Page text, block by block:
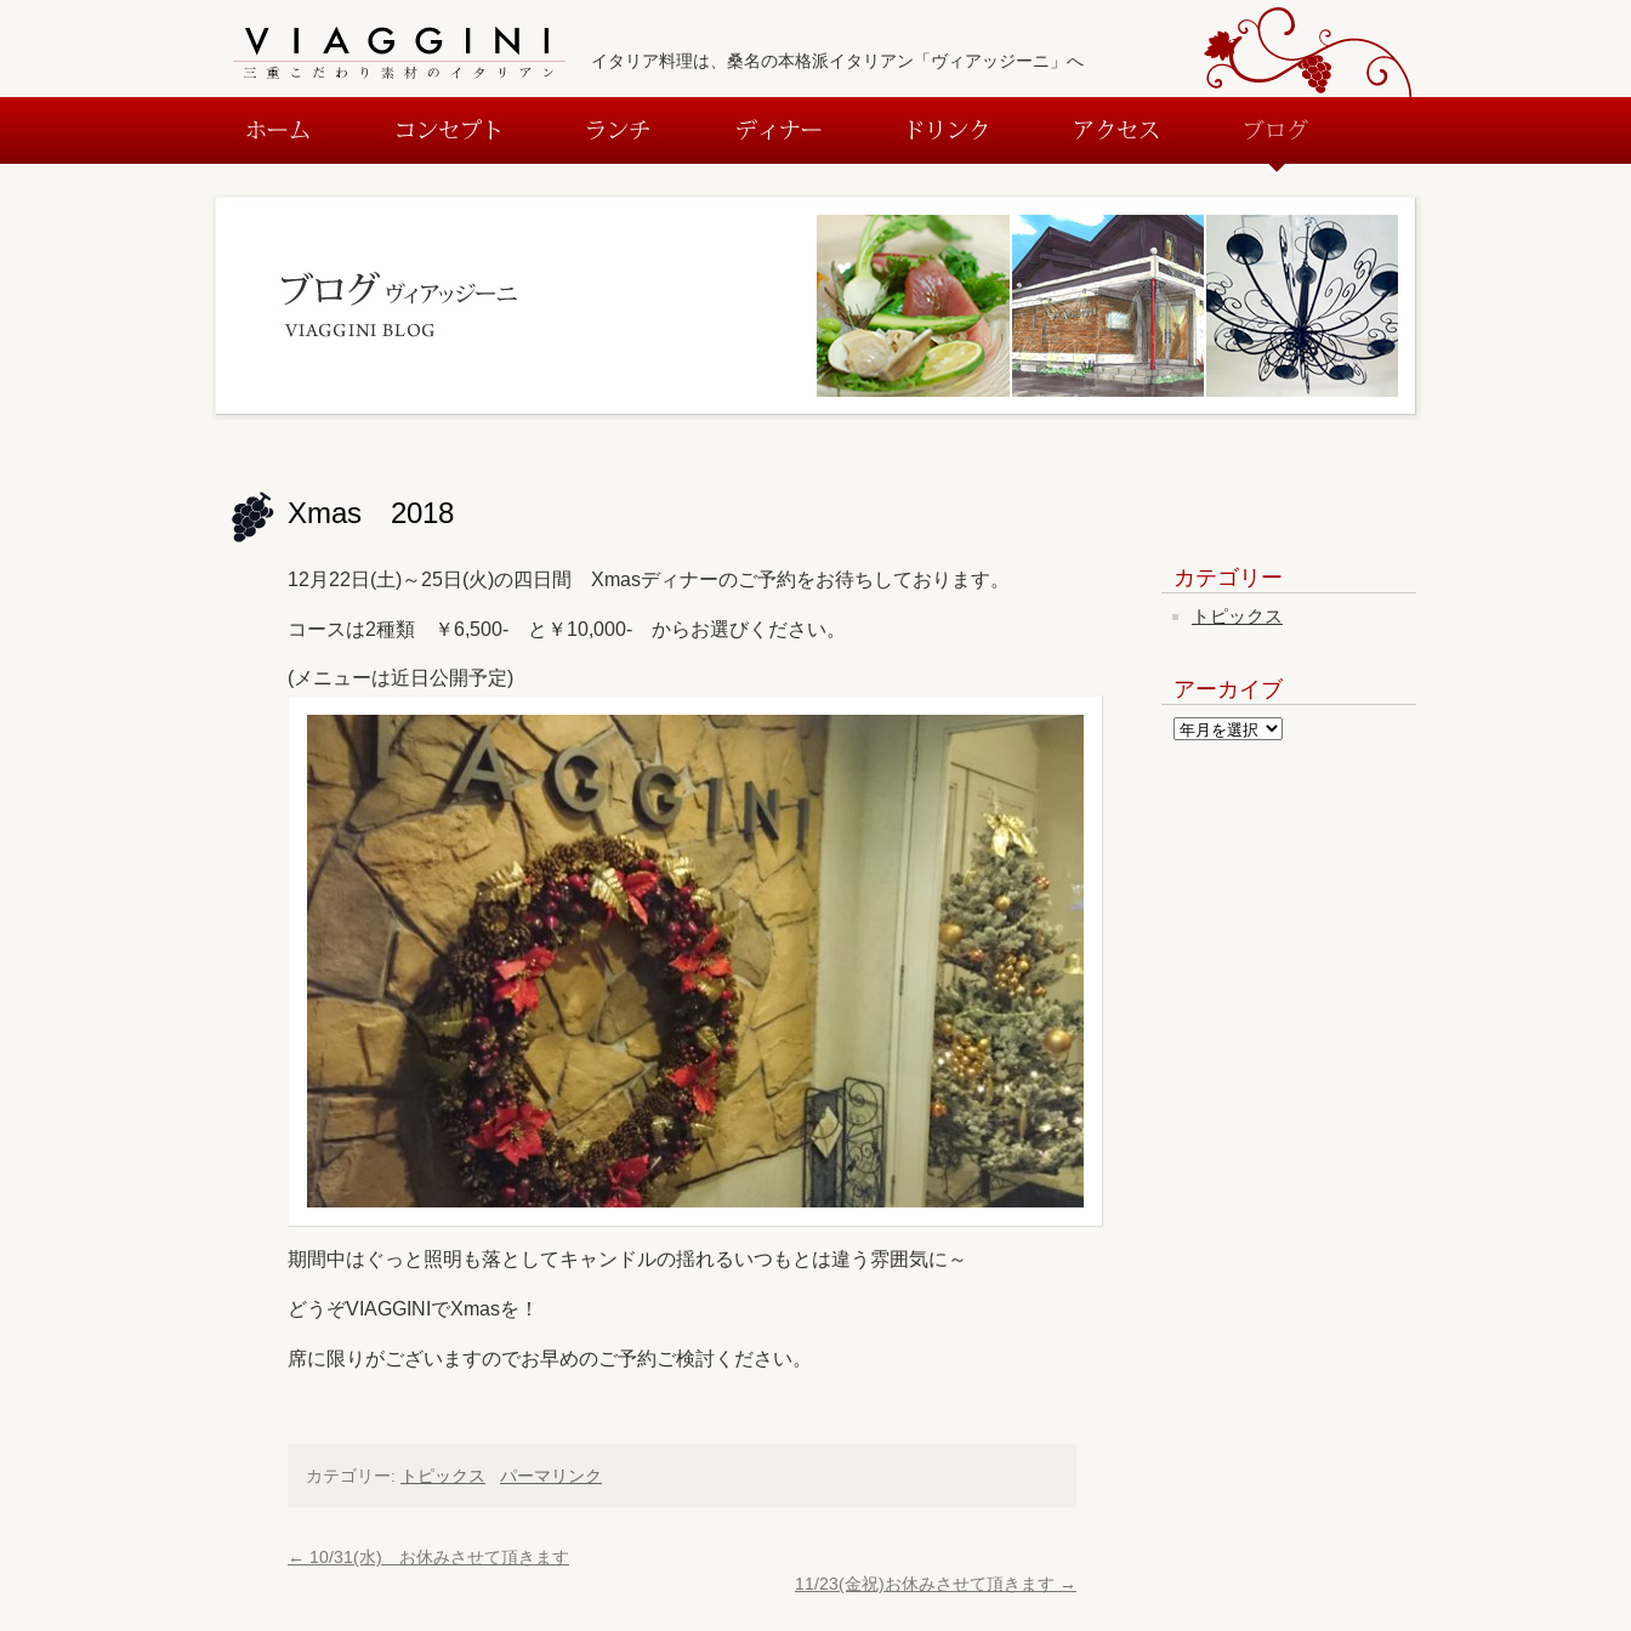
イタリア料理は、桑名の本格派イタリアン「ヴィアッジーニ」へ
Xmas 2018
12月22日(土)～25日(火)の四日間 Xmasディナーのご予約をお待ちしております。
コースは2種類 ￥6,500- と￥10,000- からお選びください。
(メニューは近日公開予定)
期間中はぐっと照明も落としてキャンドルの揺れるいつもとは違う雰囲気に～
どうぞVIAGGINIでXmasを！
席に限りがございますのでお早めのご予約ご検討ください。
カテゴリー: トピックス パーマリンク
← 10/31(水) お休みさせて頂きます
11/23(金祝)お休みさせて頂きます →
カテゴリー
トピックス
アーカイブ